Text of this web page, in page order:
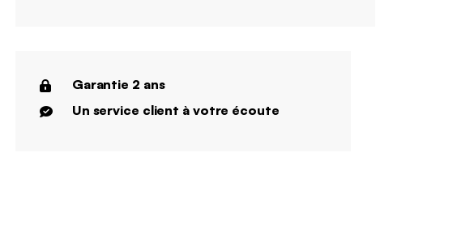
Garantie 2 ans
Un service client à votre écoute